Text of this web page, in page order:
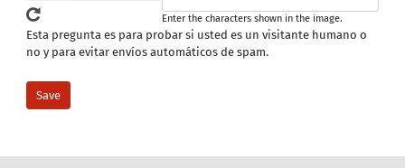
Enter the characters shown in the image.
Esta pregunta es para probar si usted es un visitante humano o
no y para evitar envíos automáticos de spam.